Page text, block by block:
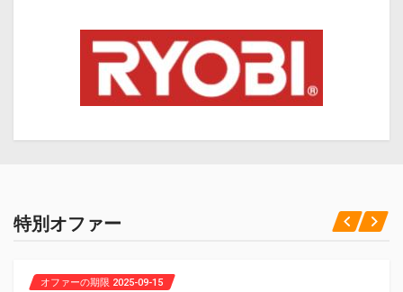
特別オファー
オファーの期限 2025-09-15